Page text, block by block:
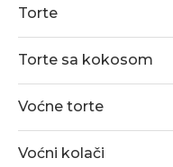
Torte
Torte sa kokosom
Voćne torte
Voćni kolači